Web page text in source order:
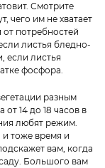
Смотрите
чего им не хватает
потребностей
листья бледно-
если листья
фосфора.
разным
от 14 до 18 часов в
любят режим.
тоже время и
вам, когда
Большого вам